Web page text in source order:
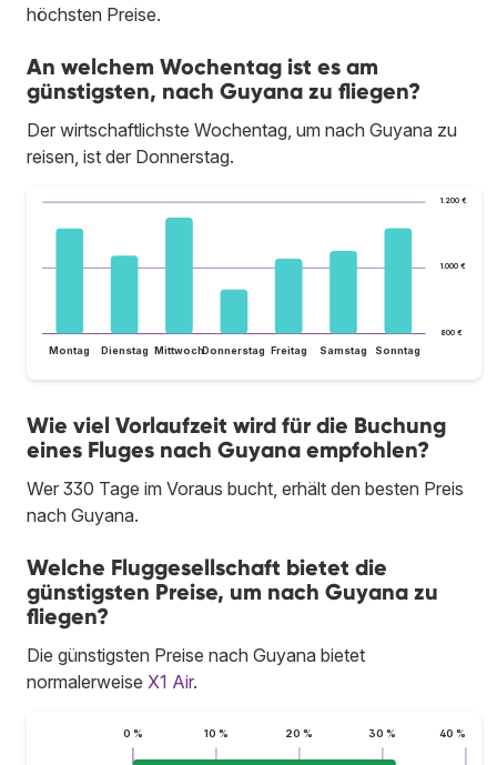
höchsten Preise.
An welchem Wochentag ist es am
günstigsten, nach Guyana zu fliegen?
Der wirtschaftlichste Wochentag, um nach Guyana zu
reisen, ist der Donnerstag.
800 €
1.000 €
1.200 €
Montag Dienstag MittwochDonnerstag Freitag Samstag Sonntag
Wie viel Vorlaufzeit wird für die Buchung
eines Fluges nach Guyana empfohlen?
Wer 330 Tage im Voraus bucht, erhält den besten Preis
nach Guyana.
Welche Fluggesellschaft bietet die
günstigsten Preise, um nach Guyana zu
fliegen?
Die günstigsten Preise nach Guyana bietet
normalerweise X1 Air.
0 % 10 % 20 % 30 % 40 %